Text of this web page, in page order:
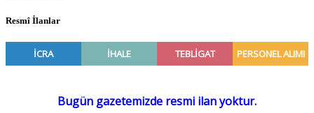
Resmî İlanlar